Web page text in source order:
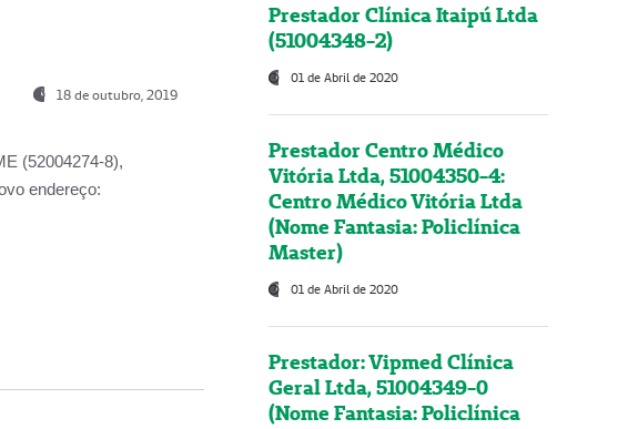
18 de outubro, 2019
(52004274-8),
endereço:
Prestador Clínica Itaipú Ltda
(51004348-2)
01 de Abril de 2020
Prestador Centro Médico
Vitória Ltda, 51004350-4:
Centro Médico Vitória Ltda
(Nome Fantasia: Policlínica
Master)
01 de Abril de 2020
Prestador: Vipmed Clínica
Geral Ltda, 51004349-0
(Nome Fantasia: Policlínica